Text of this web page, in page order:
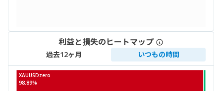
利益と損失のヒートマップ
過去12ヶ月 いつもの時間
XAUUSDzero
98.89%